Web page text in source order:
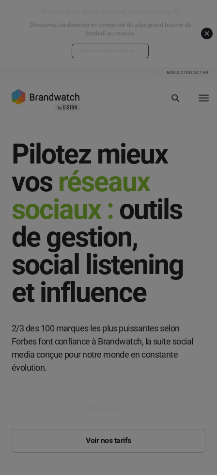
Découvrez les données en temps réel du plus grand tournoi de
football au monde.
NOUS CONTACTER
Pilotez mieux
vos réseaux
sociaux : outils
de gestion,
social listening
et influence
2/3 des 100 marques les plus puissantes selon
Forbes font confiance à Brandwatch, la suite social
media conçue pour notre monde en constante
évolution.
Voir nos tarifs